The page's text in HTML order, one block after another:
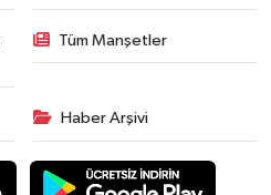
Tüm Manşetler
Haber Arşivi